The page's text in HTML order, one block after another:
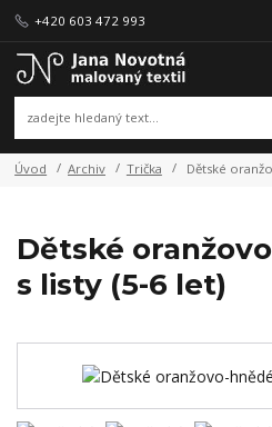
+420 603 472 993
Úvod Archiv Trička Dětské
Dětské
s listy (5-6 let)